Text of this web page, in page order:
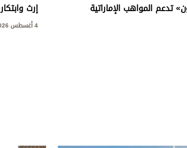
تدعم المواهب الإماراتية إرث وابتكار
4 أغسطس 2026